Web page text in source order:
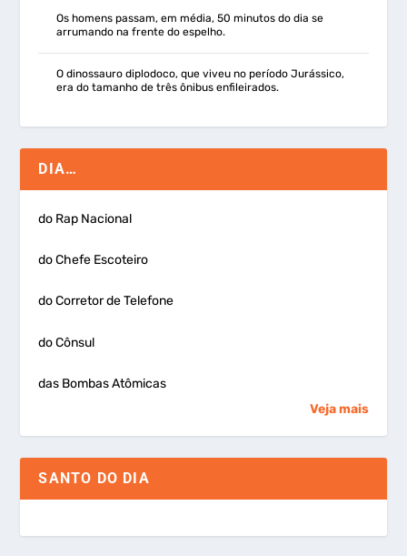
Os homens passam, em média, 50 minutos do dia se
arrumando na frente do espelho.
O dinossauro diplodoco, que viveu no período Jurássico,
era do tamanho de três ônibus enfileirados.
DIA…
do Rap Nacional
do Chefe Escoteiro
do Corretor de Telefone
do Cônsul
das Bombas Atômicas
Veja mais
SANTO DO DIA